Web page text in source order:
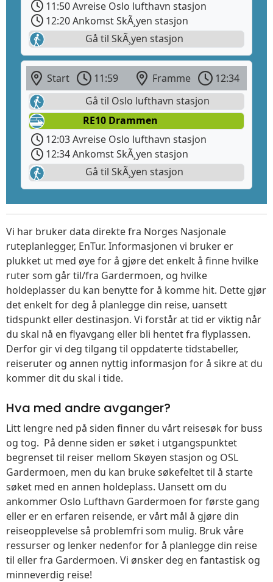
11:50 Avreise Oslo lufthavn stasjon
12:20 Ankomst SkÃ¸yen stasjon
Gå til SkÃ¸yen stasjon
Start 11:59 Framme
12:34
Gå til Oslo lufthavn stasjon
RE10 Drammen
12:03 Avreise Oslo lufthavn stasjon
12:34 Ankomst SkÃ¸yen stasjon
Gå til SkÃ¸yen stasjon
Vi har bruker data direkte fra Norges Nasjonale
ruteplanlegger, EnTur. Informasjonen vi bruker er
plukket ut med øye for å gjøre det enkelt å finne hvilke
ruter som går til/fra Gardermoen, og hvilke
holdeplasser du kan benytte for å komme hit. Dette gjør
det enkelt for deg å planlegge din reise, uansett
tidspunkt eller destinasjon. Vi forstår at tid er viktig når
du skal nå en flyavgang eller bli hentet fra flyplassen.
Derfor gir vi deg tilgang til oppdaterte tidstabeller,
reiseruter og annen nyttig informasjon for å sikre at du
kommer dit du skal i tide.
Hva med andre avganger?
Litt lengre ned på siden finner du vårt reisesøk for buss
og tog. På denne siden er søket i utgangspunktet
begrenset til reiser mellom Skøyen stasjon og OSL
Gardermoen, men du kan bruke søkefeltet til å starte
søket med en annen holdeplass. Uansett om du
ankommer Oslo Lufthavn Gardermoen for første gang
eller er en erfaren reisende, er vårt mål å gjøre din
reiseopplevelse så problemfri som mulig. Bruk våre
ressurser og lenker nedenfor for å planlegge din reise
til eller fra Gardermoen. Vi ønsker deg en fantastisk og
minneverdig reise!